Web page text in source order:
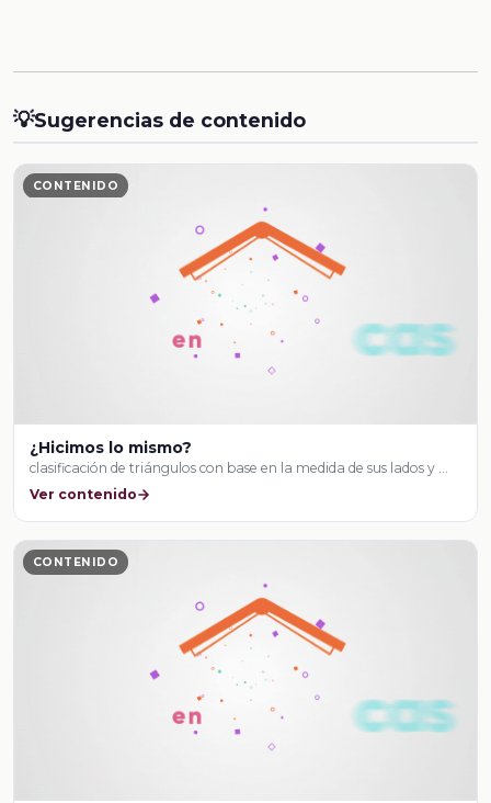
💡Sugerencias de contenido
CONTENIDO
¿Hicimos lo mismo?
clasificación de triángulos con base en la medida de sus lados y …
Ver contenido
CONTENIDO